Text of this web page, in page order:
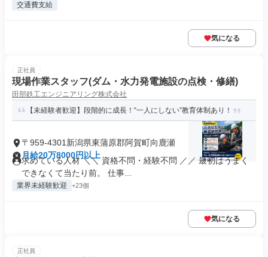
交通費支給
気になる
正社員
現場作業スタッフ(ダム・水力発電施設の点検・修繕)
田部鉄工エンジニアリング株式会社
【未経験者歓迎】段階的に成長！“一人にしない”教育体制あり！
〒959-4301新潟県東蒲原郡阿賀町向鹿瀬
月給20万8000円以上
求めている人材 ＼＼ 資格不問・経験不問 ／／ 最初はうまく
できなくて当たり前。 仕事...
業界未経験歓迎 +23個
気になる
正社員